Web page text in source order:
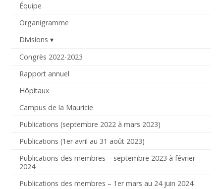
Équipe
Organigramme
Divisions
Congrès 2022-2023
Rapport annuel
Hôpitaux
Campus de la Mauricie
Publications (septembre 2022 à mars 2023)
Publications (1er avril au 31 août 2023)
Publications des membres – septembre 2023 à février
2024
Publications des membres – 1er mars au 24 juin 2024